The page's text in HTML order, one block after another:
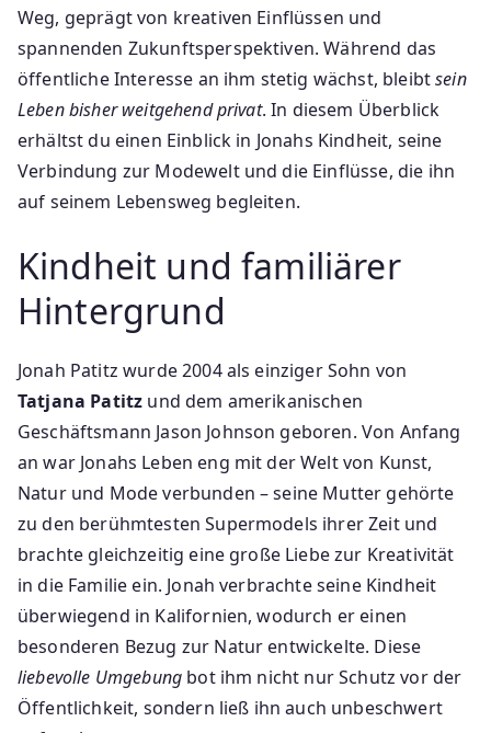
Weg, geprägt von kreativen Einflüssen und
spannenden Zukunftsperspektiven. Während das
öffentliche Interesse an ihm stetig wächst, bleibtsein
Leben bisher weitgehend privat. In diesem Überblick
erhältst du einen Einblick in Jonahs Kindheit, seine
Verbindung zur Modewelt und die Einflüsse, die ihn
auf seinem Lebensweg begleiten.
Kindheit und familiärer
Hintergrund
Jonah Patitz wurde 2004 als einziger Sohn von
Tatjana Patitz und dem amerikanischen
Geschäftsmann Jason Johnson geboren. Von Anfang
an war Jonahs Leben eng mit der Welt von Kunst,
Natur und Mode verbunden – seine Mutter gehörte
zu den berühmtesten Supermodels ihrer Zeit und
brachte gleichzeitig eine große Liebe zur Kreativität
in die Familie ein. Jonah verbrachte seine Kindheit
überwiegend in Kalifornien, wodurch er einen
besonderen Bezug zur Natur entwickelte. Diese
liebevolle Umgebung bot ihm nicht nur Schutz vor der
Öffentlichkeit, sondern ließ ihn auch unbeschwert